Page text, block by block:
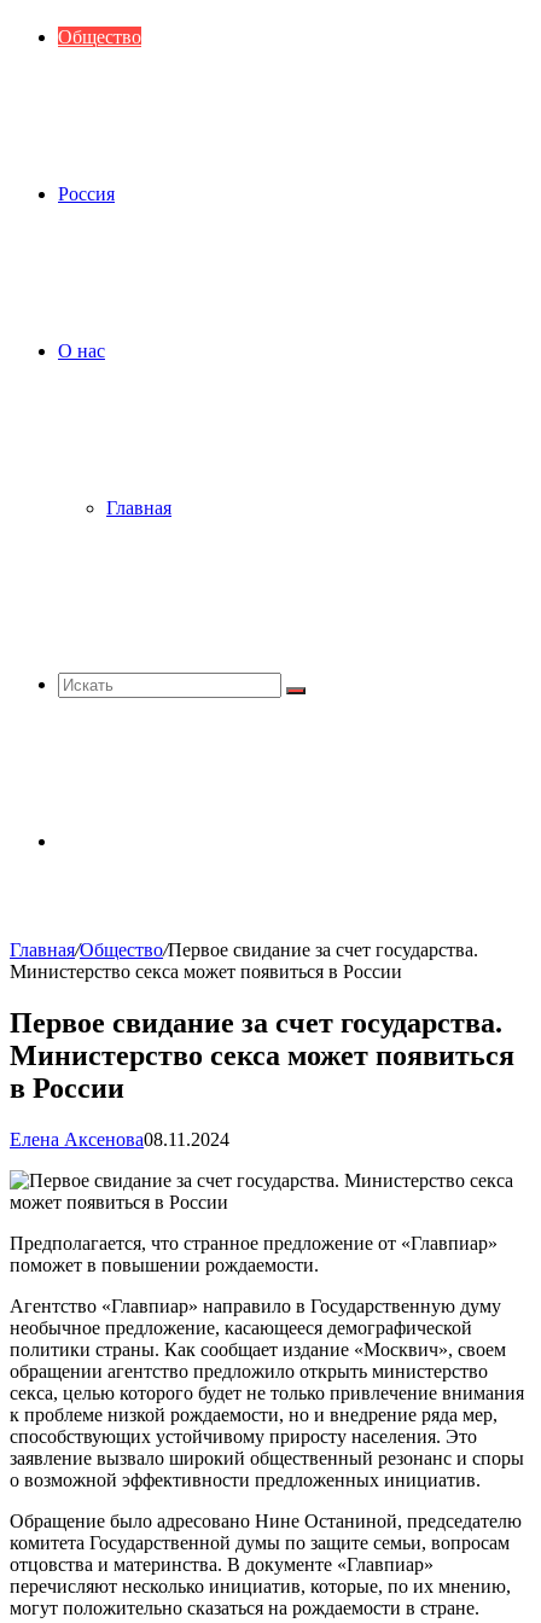
Общество
Россия
О нас
Главная
Искать
Главная/Общество/Первое свидание за счет государства.
Министерство секса может появиться в России
Первое свидание за счет государства.
Министерство секса может появиться
в России
Елена Аксенова08.11.2024
Предполагается, что странное предложение от «Главпиар»
поможет в повышении рождаемости.
Агентство «Главпиар» направило в Государственную думу
необычное предложение, касающееся демографической
политики страны. Как сообщает издание «Москвич», своем
обращении агентство предложило открыть министерство
секса, целью которого будет не только привлечение внимания
к проблеме низкой рождаемости, но и внедрение ряда мер,
способствующих устойчивому приросту населения. Это
заявление вызвало широкий общественный резонанс и споры
о возможной эффективности предложенных инициатив.
Обращение было адресовано Нине Останиной, председателю
комитета Государственной думы по защите семьи, вопросам
отцовства и материнства. В документе «Главпиар»
перечисляют несколько инициатив, которые, по их мнению,
могут положительно сказаться на рождаемости в стране.